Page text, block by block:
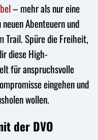
– mehr als nur eine
neuen Abenteuern und
Trail. Spüre die Freiheit,
diese High-
für anspruchsvolle
eingehen und
wollen.
der DVO